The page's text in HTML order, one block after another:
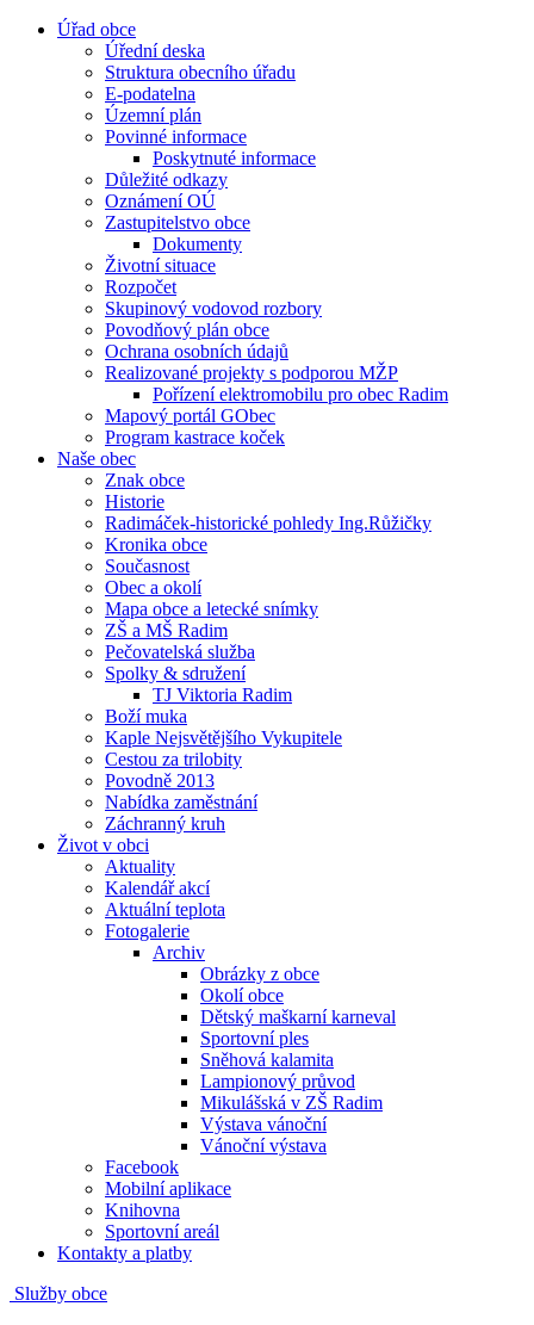
Úřad obce
Úřední deska
Struktura obecního úřadu
E-podatelna
Územní plán
Povinné informace
Poskytnuté informace
Důležité odkazy
Oznámení OÚ
Zastupitelstvo obce
Dokumenty
Životní situace
Rozpočet
Skupinový vodovod rozbory
Povodňový plán obce
Ochrana osobních údajů
Realizované projekty s podporou MŽP
Pořízení elektromobilu pro obec Radim
Mapový portál GObec
Program kastrace koček
Naše obec
Znak obce
Historie
Radimáček-historické pohledy Ing.Růžičky
Kronika obce
Současnost
Obec a okolí
Mapa obce a letecké snímky
ZŠ a MŠ Radim
Pečovatelská služba
Spolky & sdružení
TJ Viktoria Radim
Boží muka
Kaple Nejsvětějšího Vykupitele
Cestou za trilobity
Povodně 2013
Nabídka zaměstnání
Záchranný kruh
Život v obci
Aktuality
Kalendář akcí
Aktuální teplota
Fotogalerie
Archiv
Obrázky z obce
Okolí obce
Dětský maškarní karneval
Sportovní ples
Sněhová kalamita
Lampionový průvod
Mikulášská v ZŠ Radim
Výstava vánoční
Vánoční výstava
Facebook
Mobilní aplikace
Knihovna
Sportovní areál
Kontakty a platby
Služby obce